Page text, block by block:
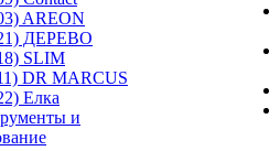
AREON
ДЕРЕВО
SLIM
DR MARCUS
Елка
и